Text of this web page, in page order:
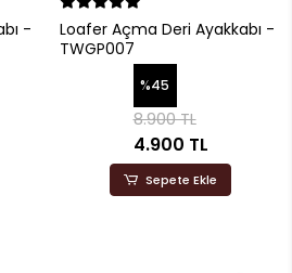
-
Loafer Açma Deri Ayakkabı -
TWGP007
%45
8.900 TL
4.900 TL
Sepete Ekle